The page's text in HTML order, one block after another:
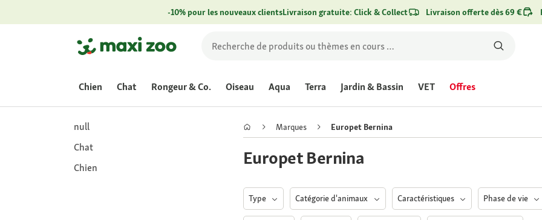
-10% pour les nouveaux clientsLivraison gratuite: Click & Collect Livraison offerte dès 69 €
Chien Chat Rongeur & Co. Oiseau Aqua Terra Jardin & Bassin VET Offres
null
Chat
Chien
Marques Europet Bernina
Europet Bernina
Type Catégorie d'animaux Caractéristiques Phase de vie